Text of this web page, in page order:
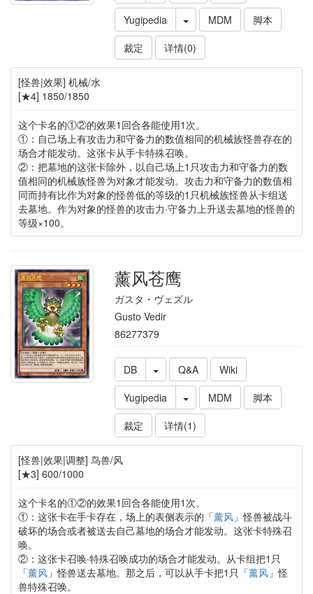
Yugipedia
MDM
脚本
裁定
详情(0)
[怪兽|效果] 机械/水
[★4] 1850/1850
这个卡名的①②的效果1回合各能使用1次。
①：自己场上有攻击力和守备力的数值相同的机械族怪兽存在的
场合才能发动。这张卡从手卡特殊召唤。
②：把墓地的这张卡除外，以自己场上1只攻击力和守备力的数
值相同的机械族怪兽为对象才能发动。攻击力和守备力的数值相
同而持有比作为对象的怪兽低的等级的1只机械族怪兽从卡组送
去墓地。作为对象的怪兽的攻击力·守备力上升送去墓地的怪兽的
等级×100。
薰风苍鹰
ガスタ・ヴェズル
Gusto Vedir
86277379
DB Q&A
Wiki
Yugipedia
MDM
脚本
裁定
详情(1)
[怪兽|效果|调整] 鸟兽/风
[★3] 600/1000
这个卡名的①②的效果1回合各能使用1次。
①：这张卡在手卡存在，场上的表侧表示的「薰风」怪兽被战斗
破坏的场合或者被送去自己墓地的场合才能发动。这张卡特殊召
唤。
②：这张卡召唤·特殊召唤成功的场合才能发动。从卡组把1只
「薰风」怪兽送去墓地。那之后，可以从手卡把1只「薰风」怪
兽特殊召唤。